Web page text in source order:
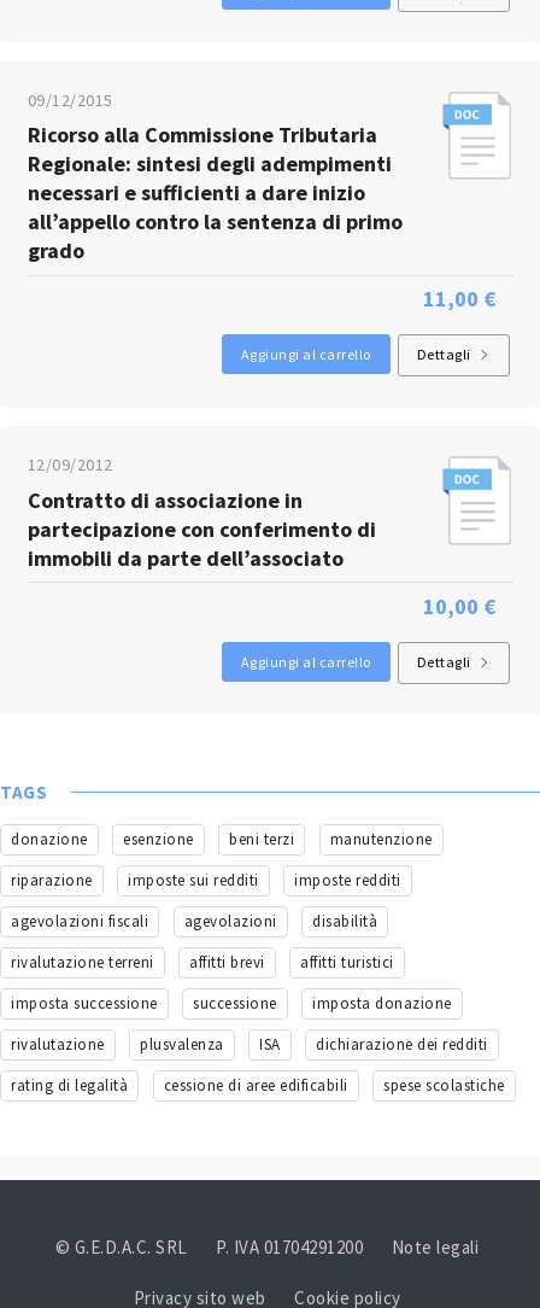
09/12/2015
Ricorso alla Commissione Tributaria
Regionale: sintesi degli adempimenti
necessari e sufficienti a dare inizio
all’appello contro la sentenza di primo
grado
11,00 €
Dettagli
Aggiungi al carrello
12/09/2012
Contratto di associazione in
partecipazione con conferimento di
immobili da parte dell’associato
10,00 €
Dettagli
Aggiungi al carrello
TAGS
donazione esenzione beni terzi
manutenzione
riparazione
imposte sui redditi
imposte redditi
agevolazioni fiscali
agevolazioni
disabilità
rivalutazione terreni
affitti brevi
affitti turistici
imposta successione
successione
imposta donazione
rivalutazione
plusvalenza ISA
dichiarazione dei redditi
rating di legalità
cessione di aree edificabili spese scolastiche
© G.E.D.A.C. SRL P. IVA 01704291200 Note legali
Privacy sito web Cookie policy